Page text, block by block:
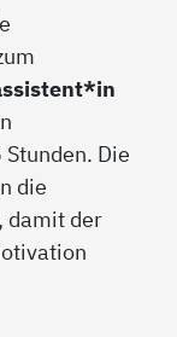
Die
die
damit der